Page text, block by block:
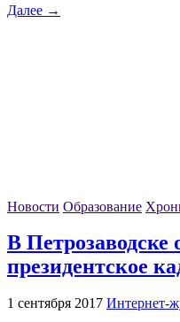
Далее →
Новости Образование
В Петрозаводске
президентское
1 сентября 2017 Интернет-